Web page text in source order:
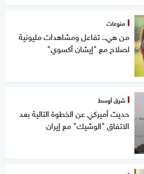
منوعات
من هي.. تفاعل ومشاهدات مليونية
لصلاح مع "إيشان أكسوي"
شرق أوسط
حديث أميركي عن الخطوة التالية بعد
الاتفاق "الوشيك" مع إيران